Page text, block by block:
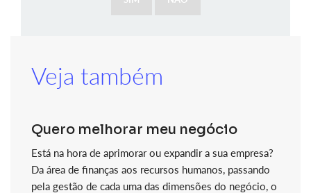
Veja também
Quero melhorar meu negócio
Está na hora de aprimorar ou expandir a sua empresa?
Da área de finanças aos recursos humanos, passando
pela gestão de cada uma das dimensões do negócio, o